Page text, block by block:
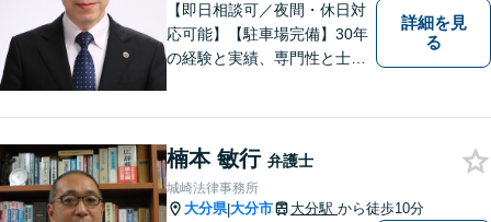
【即日相談可／夜間・休日対
応可能】【駐車場完備】30年
の経験と実績、専門性と士業
ニーズに応えます。常に市民
に身近で親しみやすい弁護士
であり続けます。
詳細を見
る
楠本 敏行 弁護士
城崎法律事務所
大分県|大分市 大分駅 から徒歩10分